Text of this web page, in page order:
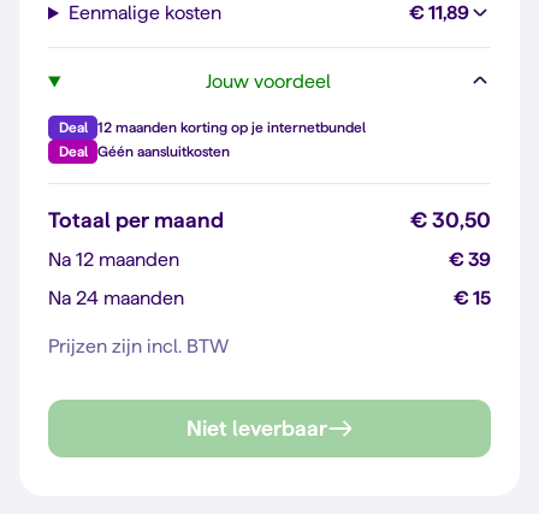
Eenmalige kosten € 11,89
Jouw voordeel
Deal
12 maanden korting op je internetbundel
Deal
Géén aansluitkosten
Totaal per maand € 30,50
Na 12 maanden
€ 39
Na 24 maanden
€ 15
Prijzen zijn incl. BTW
Niet leverbaar